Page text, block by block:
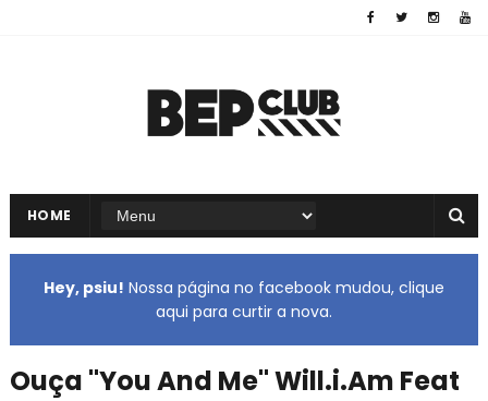
HOME
Hey, psiu! Nossa página no facebook mudou, clique
aqui para curtir a nova.
Ouça "You And Me" Will.i.Am Feat